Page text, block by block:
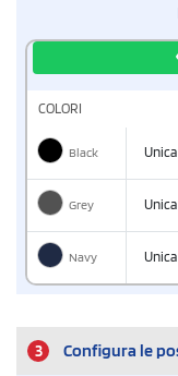
COLORI
Black Unica
Grey Unica
Navy Unica
3 Configura le